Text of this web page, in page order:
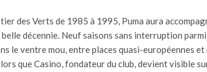
des Verts de 1985 à 1995, Puma aura
décennie. Neuf saisons sans interruption
le ventre mou, entre places quasi-européennes
que Casino, fondateur du club, devient visible